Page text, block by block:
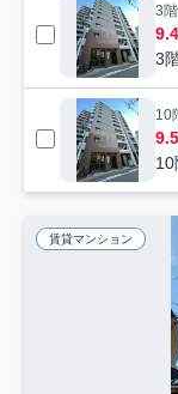
3階
3
10
賃貸マンション